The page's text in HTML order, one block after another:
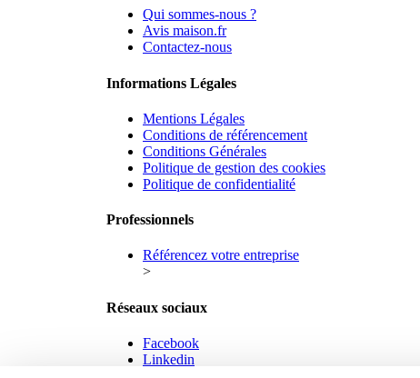
Qui sommes-nous ?
Avis maison.fr
Contactez-nous
Informations Légales
Mentions Légales
Conditions de référencement
Conditions Générales
Politique de gestion des cookies
Politique de confidentialité
Professionnels
Référencez votre entreprise
>
Réseaux sociaux
Facebook
Linkedin